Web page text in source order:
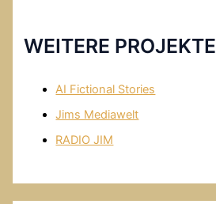
WEITERE PROJEKTE
AI Fictional Stories
Jims Mediawelt
RADIO JIM